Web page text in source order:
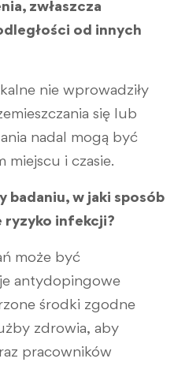
zwłaszcza
od innych
nie wprowadziły
się lub
nadal mogą być
i czasie.
w jaki sposób
ryzyko infekcji?
może być
antydopingowe
środki zgodne
zdrowia, aby
pracowników